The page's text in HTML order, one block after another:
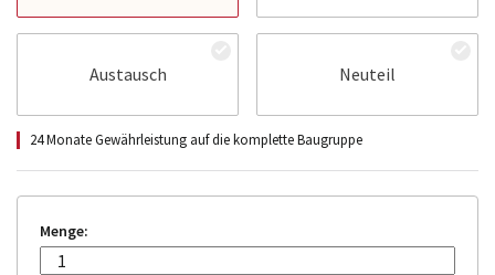
Austausch Neuteil
24 Monate Gewährleistung auf die komplette Baugruppe
Menge: